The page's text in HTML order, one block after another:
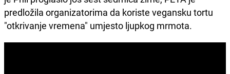
predložila organizatorima da koriste vegansku tortu
"otkrivanje vremena" umjesto ljupkog mrmota.